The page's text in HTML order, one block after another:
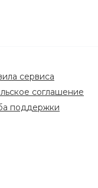
сервиса
соглашение
поддержки